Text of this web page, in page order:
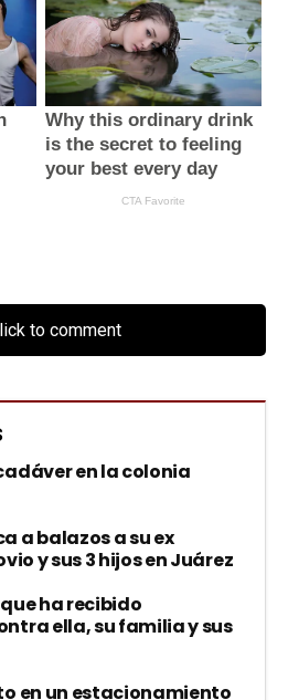
to comment
en la colonia
a balazos a su ex
y sus 3 hijos en Juárez
ha recibido
ella, su familia y sus
en un estacionamiento